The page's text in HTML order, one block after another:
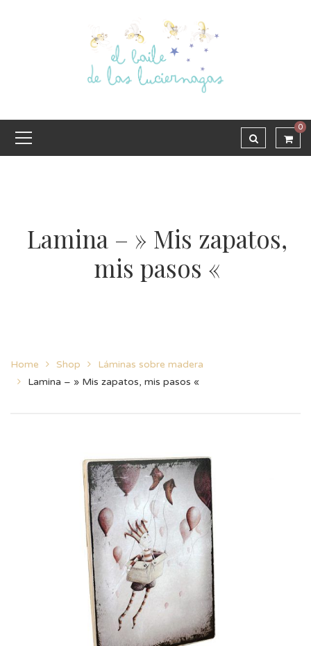
0
Lamina – » Mis zapatos,
mis pasos «
Home Shop
Láminas sobre madera
Lamina – » Mis zapatos, mis pasos «